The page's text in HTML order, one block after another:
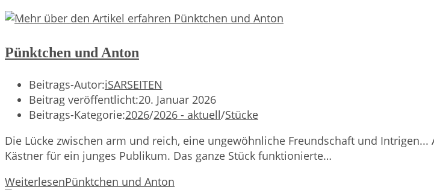
Pünktchen und Anton
Beitrags-Autor:iSARSEITEN
Beitrag veröffentlicht:20. Januar 2026
Beitrags-Kategorie:2026/2026 - aktuell/Stücke
Die Lücke zwischen arm und reich, eine ungewöhnliche Freundschaft und
Kästner für ein junges Publikum. Das ganze Stück funktionierte…
WeiterlesenPünktchen und Anton